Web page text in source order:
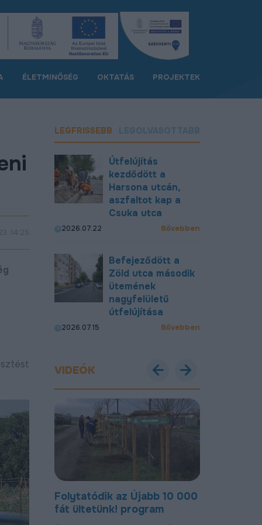
ÉLETMINŐSÉG OKTATÁS PROJEKTEK
14:25
LEGFRISSEBB
Útfelújítás
kezdődött a
Harsona utcán,
aszfaltot kap a
Csuka utca
2026.07.22 Bővebben
Befejeződött a
Zöld utca második
ütemének
nagyfelületű
útfelújítása
2026.07.15 Bővebben
VIDEÓK
10 000 Most már új, aszfaltozott
úton lehet közlekedni a
Gohér és a Délibáb